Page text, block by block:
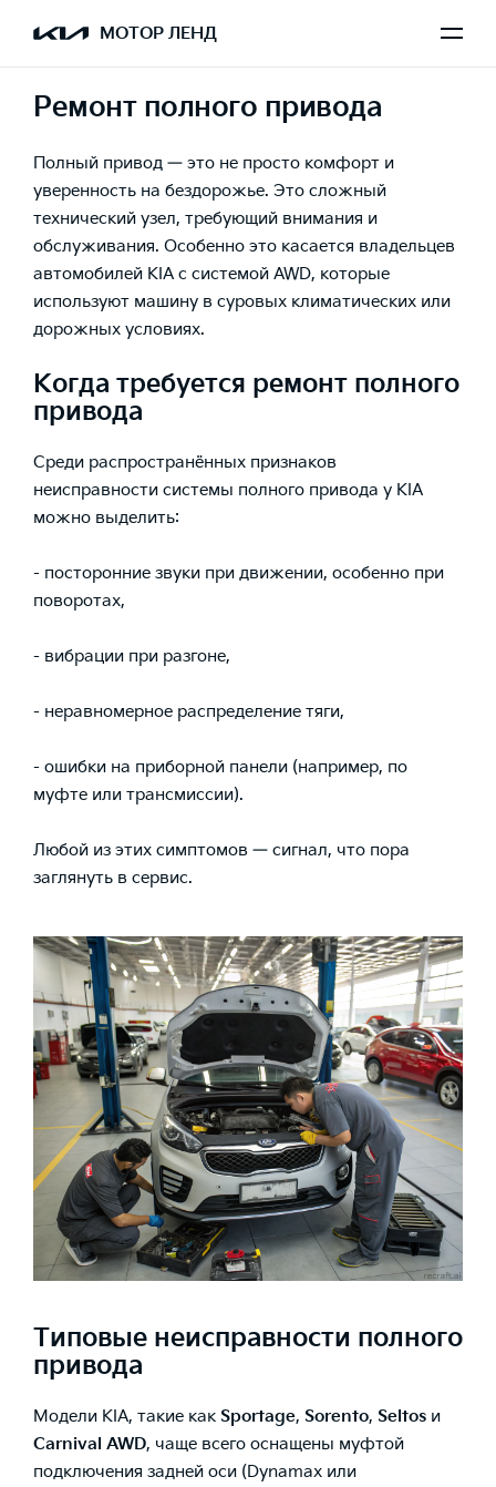
МОТОР ЛЕНД
Ремонт полного привода
Полный привод — это не просто комфорт и
уверенность на бездорожье. Это сложный
технический узел, требующий внимания и
обслуживания. Особенно это касается владельцев
автомобилей KIA с системой AWD, которые
используют машину в суровых климатических или
дорожных условиях.
Когда требуется ремонт полного
привода
Среди распространённых признаков
неисправности системы полного привода у KIA
можно выделить:
- посторонние звуки при движении, особенно при
поворотах,
- вибрации при разгоне,
- неравномерное распределение тяги,
- ошибки на приборной панели (например, по
муфте или трансмиссии).
Любой из этих симптомов — сигнал, что пора
заглянуть в сервис.
Типовые неисправности полного
привода
Модели KIA, такие как Sportage, Sorento, Seltos и
Carnival AWD, чаще всего оснащены муфтой
подключения задней оси (Dynamax или